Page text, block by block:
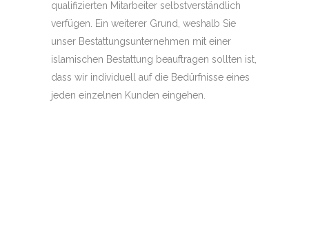
qualifizierten Mitarbeiter selbstverständlich
verfügen. Ein weiterer Grund, weshalb Sie
unser Bestattungsunternehmen mit einer
islamischen Bestattung beauftragen sollten ist,
dass wir individuell auf die Bedürfnisse eines
jeden einzelnen Kunden eingehen.